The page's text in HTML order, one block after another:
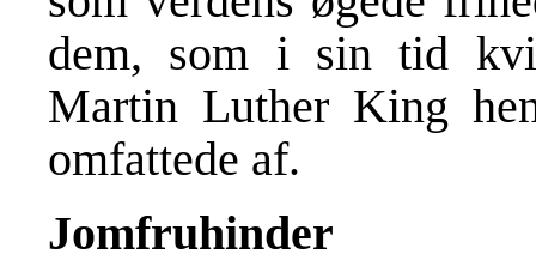
dem, som i sin tid
Martin Luther King
omfattede af.
Jomfruhinder